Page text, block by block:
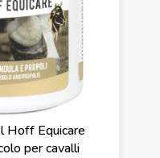
Hoff Equicare
per cavalli